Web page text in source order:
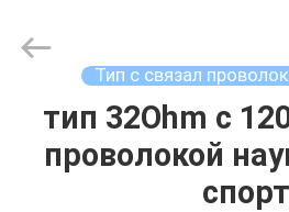
ДОМ
Electronics
Co,ltd.
Тип c связал
тип 32Ohm c
проволокой
спорт